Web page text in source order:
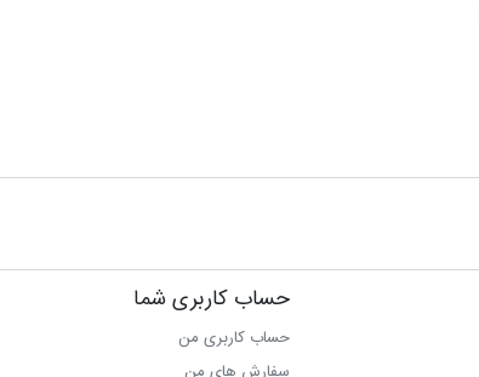
حساب کاربری شما
حساب کاربری من